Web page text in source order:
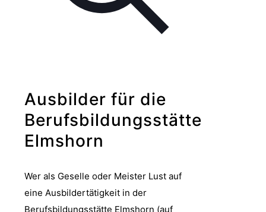
Ausbilder für die
Berufsbildungsstätte
Elmshorn
Wer als Geselle oder Meister Lust auf
eine Ausbildertätigkeit in der
Berufsbildungsstätte Elmshorn (auf